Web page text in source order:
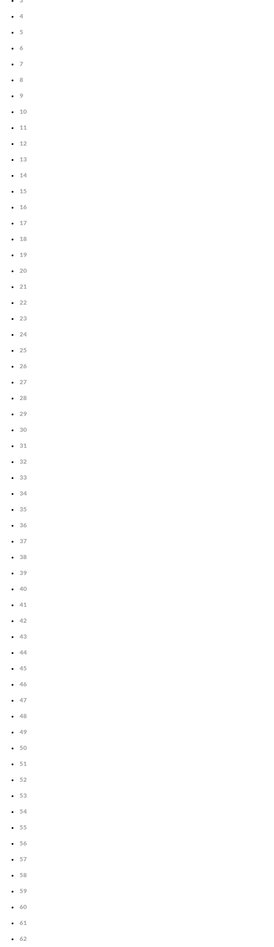
4
5
6
7
8
9
10
11
12
13
14
15
16
17
18
19
20
21
22
23
24
25
26
27
28
29
30
31
32
33
34
35
36
37
38
39
40
41
42
43
44
45
46
47
48
49
50
51
52
53
54
55
56
57
58
59
60
61
62